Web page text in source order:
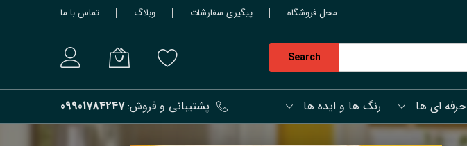
محل فروشگاه پیگیری سفارشات وبلاگ تماس با ما
Search
حرفه ای ها رنگ ها و ایده ها پشتیبانی و فروش:09901784247